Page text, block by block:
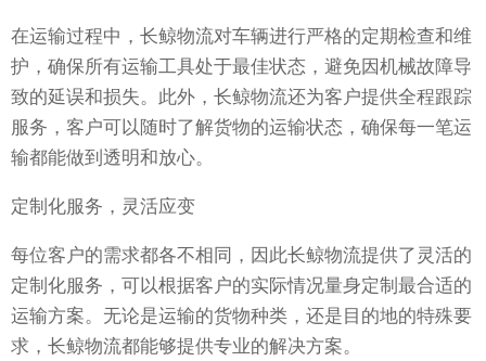
在运输过程中，长鲸物流对车辆进行严格的定期检查和维
护，确保所有运输工具处于最佳状态，避免因机械故障导
致的延误和损失。此外，长鲸物流还为客户提供全程跟踪
服务，客户可以随时了解货物的运输状态，确保每一笔运
输都能做到透明和放心。
定制化服务，灵活应变
每位客户的需求都各不相同，因此长鲸物流提供了灵活的
定制化服务，可以根据客户的实际情况量身定制最合适的
运输方案。无论是运输的货物种类，还是目的地的特殊要
求，长鲸物流都能够提供专业的解决方案。